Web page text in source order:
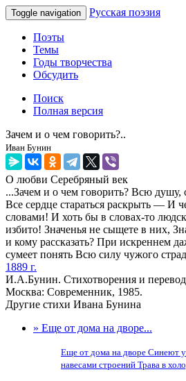
Toggle navigation Русская поэзия
Поэты
Темы
Годы творчества
Обсудить
Поиск
Полная версия
Зачем и о чем говорить?..
Иван Бунин
О любви Серебряный век
...Зачем и о чем говорить? Всю
Все сердце стараться раскрыть — И
словами! И хоть бы в словах-то
избито! Значенья не сыщете в них,
и кому рассказать? При искреннем
сумеет понять Всю силу чужого
1889 г.
И.А.Бунин. Стихотворения и
Москва: Современник, 1985.
Другие стихи Ивана Бунина
» Еще от дома на дворе...
Еще от дома на дворе Синеют
навесами строений Трава в